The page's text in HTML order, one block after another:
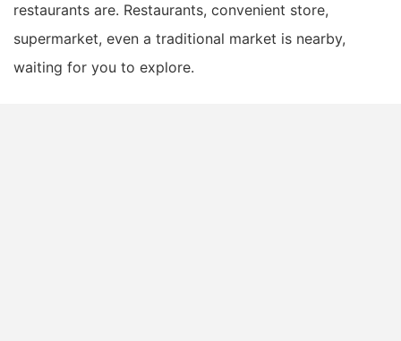
restaurants are. Restaurants, convenient store,
supermarket, even a traditional market is nearby,
waiting for you to explore.